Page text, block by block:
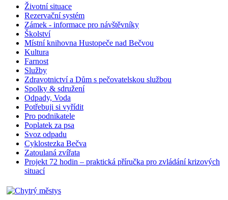
Životní situace
Rezervační systém
Zámek - informace pro návštěvníky
Školství
Místní knihovna Hustopeče nad Bečvou
Kultura
Farnost
Služby
Zdravotnictví a Dům s pečovatelskou službou
Spolky & sdružení
Odpady, Voda
Potřebuji si vyřídit
Pro podnikatele
Poplatek za psa
Svoz odpadu
Cyklostezka Bečva
Zatoulaná zvířata
Projekt 72 hodin – praktická příručka pro zvládání krizových
situací